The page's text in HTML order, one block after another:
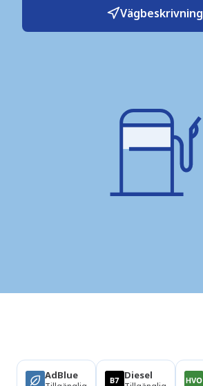
Vägbeskrivning
AdBlue Diesel